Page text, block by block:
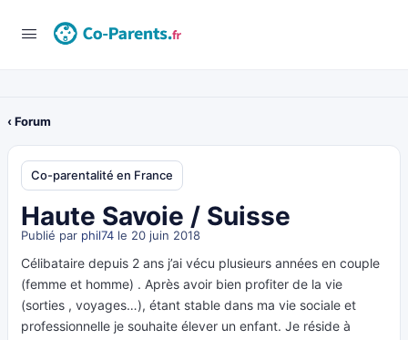
‹ Forum
Co-parentalité en France
Haute Savoie / Suisse
Publié par phil74 le 20 juin 2018
Célibataire depuis 2 ans j’ai vécu plusieurs années en couple
(femme et homme) . Après avoir bien profiter de la vie
(sorties , voyages…), étant stable dans ma vie sociale et
professionnelle je souhaite élever un enfant. Je réside à